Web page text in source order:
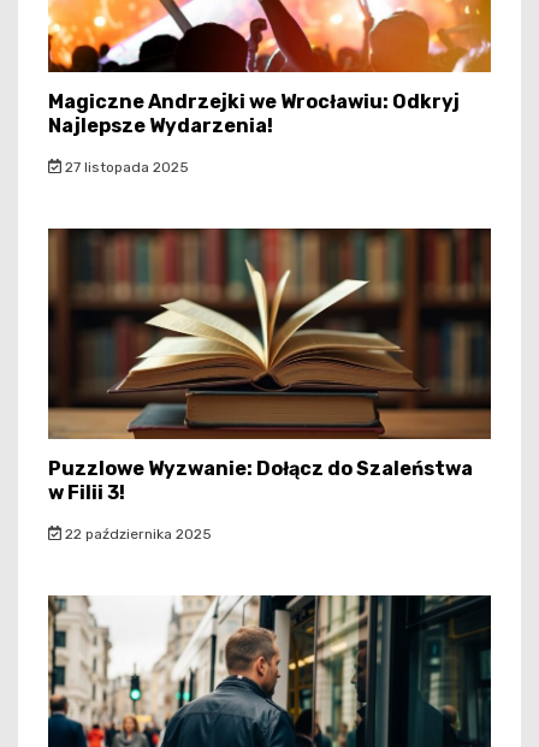
Magiczne Andrzejki we Wrocławiu: Odkryj
Najlepsze Wydarzenia!
27 listopada 2025
Puzzlowe Wyzwanie: Dołącz do Szaleństwa
w Filii 3!
22 października 2025